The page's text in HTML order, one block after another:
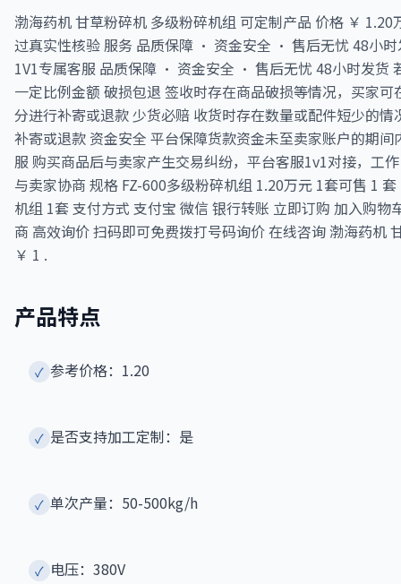
渤海药机 甘草粉碎机 多级粉碎机组 可定制产品 价格 ￥
过真实性核验 服务 品质保障 · 资金安全 · 售后无忧 48小
1V1专属客服 品质保障 · 资金安全 · 售后无忧 48小时发货
一定比例金额 破损包退 签收时存在商品破损等情况，买家
分进行补寄或退款 少货必赔 收货时存在数量或配件短少的
补寄或退款 资金安全 平台保障货款资金未至卖家账户的期
服 购买商品后与卖家产生交易纠纷，平台客服1v1对接，工
与卖家协商 规格 FZ-600多级粉碎机组 1.20万元 1套可售 1
机组 1套 支付方式 支付宝 微信 银行转账 立即订购 加入购物
商 高效询价 扫码即可免费拨打号码询价 在线咨询 渤海药机
￥ 1 .
产品特点
✓ 参考价格：1.20
✓ 是否支持加工定制：是
✓ 单次产量：50-500kg/h
✓ 电压：380V